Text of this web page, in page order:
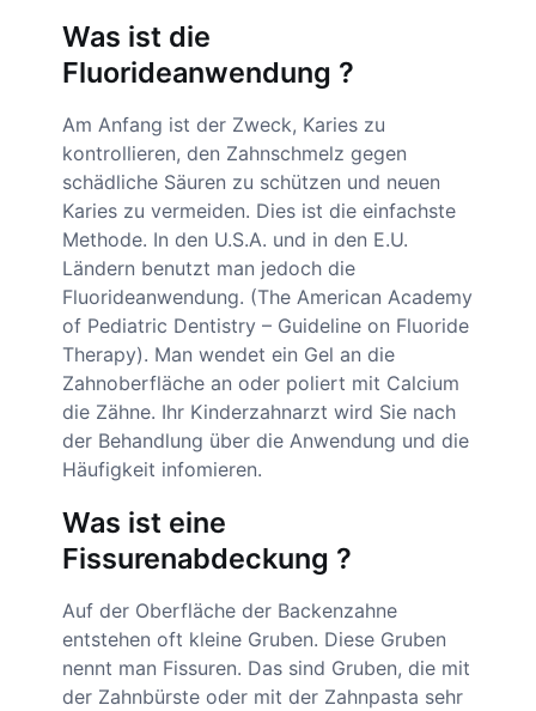
Was ist die
Fluorideanwendung ?
Am Anfang ist der Zweck, Karies zu
kontrollieren, den Zahnschmelz gegen
schädliche Säuren zu schützen und neuen
Karies zu vermeiden. Dies ist die einfachste
Methode. In den U.S.A. und in den E.U.
Ländern benutzt man jedoch die
Fluorideanwendung. (The American Academy
of Pediatric Dentistry – Guideline on Fluoride
Therapy). Man wendet ein Gel an die
Zahnoberfläche an oder poliert mit Calcium
die Zähne. Ihr Kinderzahnarzt wird Sie nach
der Behandlung über die Anwendung und die
Häufigkeit infomieren.
Was ist eine
Fissurenabdeckung ?
Auf der Oberfläche der Backenzahne
entstehen oft kleine Gruben. Diese Gruben
nennt man Fissuren. Das sind Gruben, die mit
der Zahnbürste oder mit der Zahnpasta sehr